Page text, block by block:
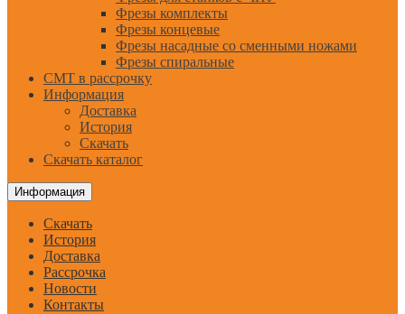
Фрезы комплекты
Фрезы концевые
Фрезы насадные со сменными ножами
Фрезы спиральные
CMT в рассрочку
Информация
Доставка
История
Скачать
Скачать каталог
Информация
Скачать
История
Доставка
Рассрочка
Новости
Контакты